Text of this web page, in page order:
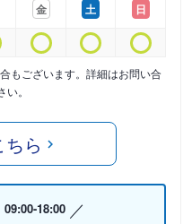
金
土
日
もございます。詳細はお問い合
。
ら
09:00-18:00